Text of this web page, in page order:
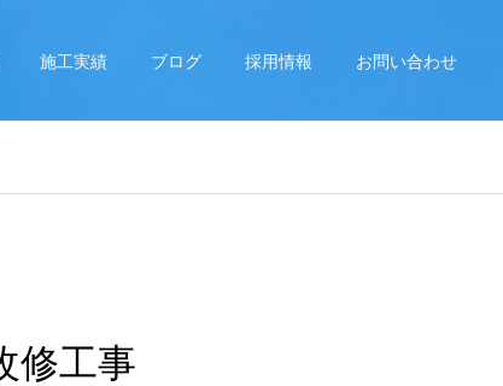
施工実績 ブログ 採用情報 お問い合わせ
修工事